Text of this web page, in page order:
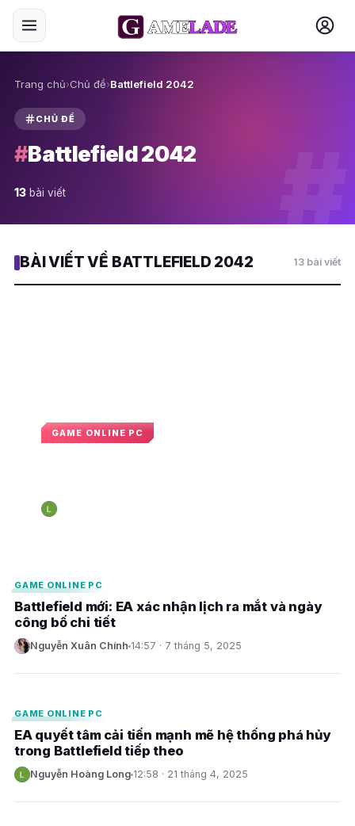
Trang chủ›Chủ đề›Battlefield 2042
CHỦ ĐỀ
#Battlefield 2042
13 bài viết #
BÀI VIẾT VỀ BATTLEFIELD 2042 13 bài viết
GAME ONLINE PC
N
GAME ONLINE PC
Battlefield mới: EA xác nhận lịch ra mắt và ngày
công bố chi tiết
N Nguyễn Xuân Chính 14:57 · 7 tháng 5, 2025
GAME ONLINE PC
EA quyết tâm cải tiến mạnh mẽ hệ thống phá hủy
trong Battlefield tiếp theo
N Nguyễn Hoàng Long 12:58 · 21 tháng 4, 2025